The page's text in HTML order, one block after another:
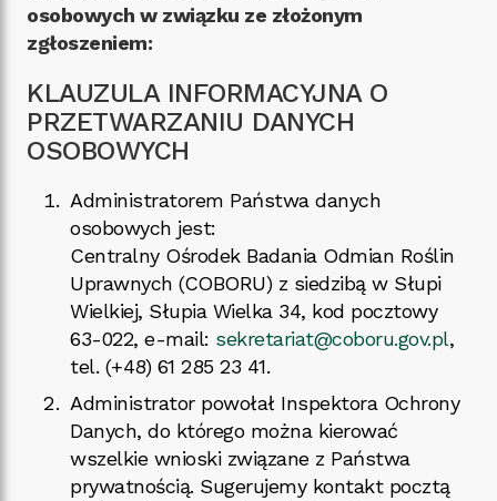
osobowych w związku ze złożonym
zgłoszeniem:
KLAUZULA INFORMACYJNA O
PRZETWARZANIU DANYCH
OSOBOWYCH
Administratorem Państwa danych
osobowych jest:
Centralny Ośrodek Badania Odmian Roślin
Uprawnych (COBORU) z siedzibą w Słupi
Wielkiej, Słupia Wielka 34, kod pocztowy
63-022, e-mail: sekretariat@coboru.gov.pl,
tel. (+48) 61 285 23 41.
Administrator powołał Inspektora Ochrony
Danych, do którego można kierować
wszelkie wnioski związane z Państwa
prywatnością. Sugerujemy kontakt pocztą